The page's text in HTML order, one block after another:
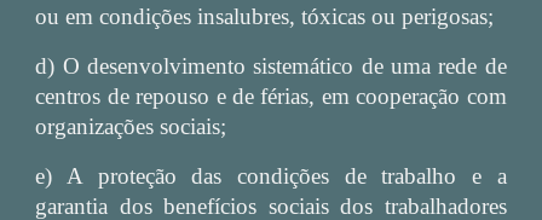
ou em condições insalubres, tóxicas ou perigosas;
d) O desenvolvimento sistemático de uma rede de
centros de repouso e de férias, em cooperação com
organizações sociais;
e) A proteção das condições de trabalho e a
garantia dos benefícios sociais dos trabalhadores